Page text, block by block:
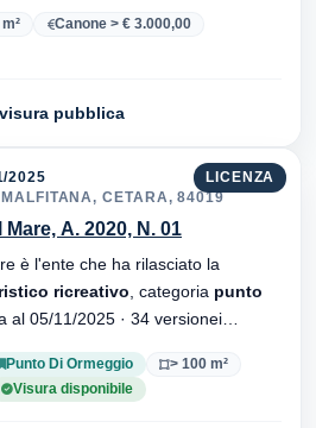
Canone > € 3.000,00
pubblica
LICENZA
2025
CETARA, 84019
A. 2020, N. 01
è l'ente che ha rilasciato la
ricreativo , categoria punto
Punto Di Ormeggio
> 100 m²
Visura disponibile